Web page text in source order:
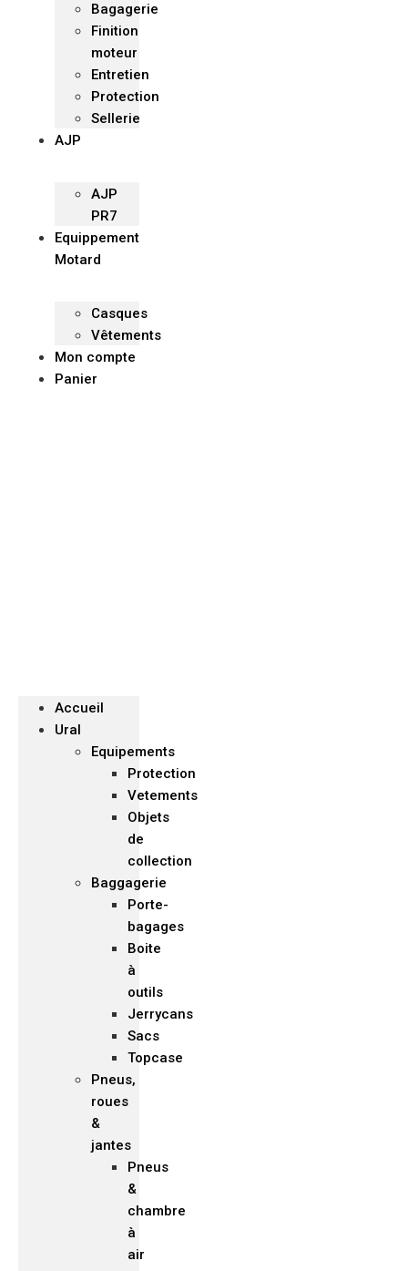
Bagagerie
Finition
moteur
Entretien
Protection
Sellerie
AJP
AJP
PR7
Equippement
Motard
Casques
Vêtements
Mon compte
Panier
Accueil
Ural
Equipements
Protection
Vetements
Objets
de
collection
Baggagerie
Porte-
bagages
Boite
à
outils
Jerrycans
Sacs
Topcase
Pneus,
roues
&
jantes
Pneus
&
chambre
à
air